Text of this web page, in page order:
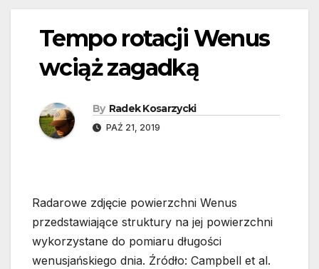
Tempo rotacji Wenus
wciąż zagadką
By Radek Kosarzycki
PAŹ 21, 2019
Radarowe zdjęcie powierzchni Wenus
przedstawiające struktury na jej powierzchni
wykorzystane do pomiaru długości
wenusjańskiego dnia. Źródło: Campbell et al.